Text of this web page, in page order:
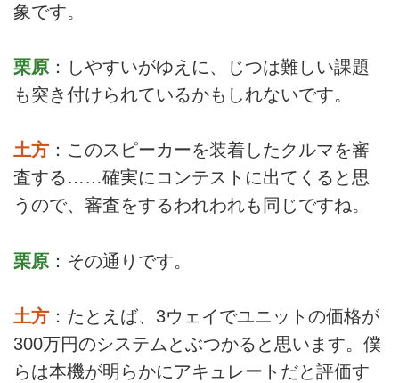
象です。
栗原 ：しやすいがゆえに、じつは難しい課題
も突き付けられているかもしれないです。
土方 ：このスピーカーを装着したクルマを審
査する……確実にコンテストに出てくると思
うので、審査をするわれわれも同じですね。
栗原 ：その通りです。
土方 ：たとえば、3ウェイでユニットの価格が
300万円のシステムとぶつかると思います。僕
らは本機が明らかにアキュレートだと評価す